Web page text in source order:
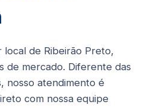
local de Ribeirão Preto,
de mercado. Diferente das
nosso atendimento é
com nossa equipe